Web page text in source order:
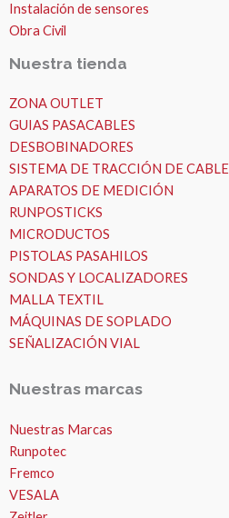
Instalación de sensores
Obra Civil
Nuestra tienda
ZONA OUTLET
GUIAS PASACABLES
DESBOBINADORES
SISTEMA DE TRACCIÓN DE CABLE
APARATOS DE MEDICIÓN
RUNPOSTICKS
MICRODUCTOS
PISTOLAS PASAHILOS
SONDAS Y LOCALIZADORES
MALLA TEXTIL
MÁQUINAS DE SOPLADO
SEÑALIZACIÓN VIAL
Nuestras marcas
Nuestras Marcas
Runpotec
Fremco
VESALA